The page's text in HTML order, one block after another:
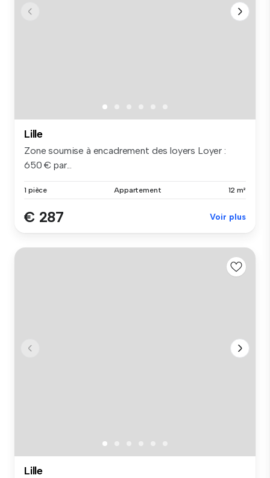
Lille
Zone soumise à encadrement des loyers Loyer :
650 € par...
1 pièce Appartement 12 m²
€ 287 Voir plus
Lille